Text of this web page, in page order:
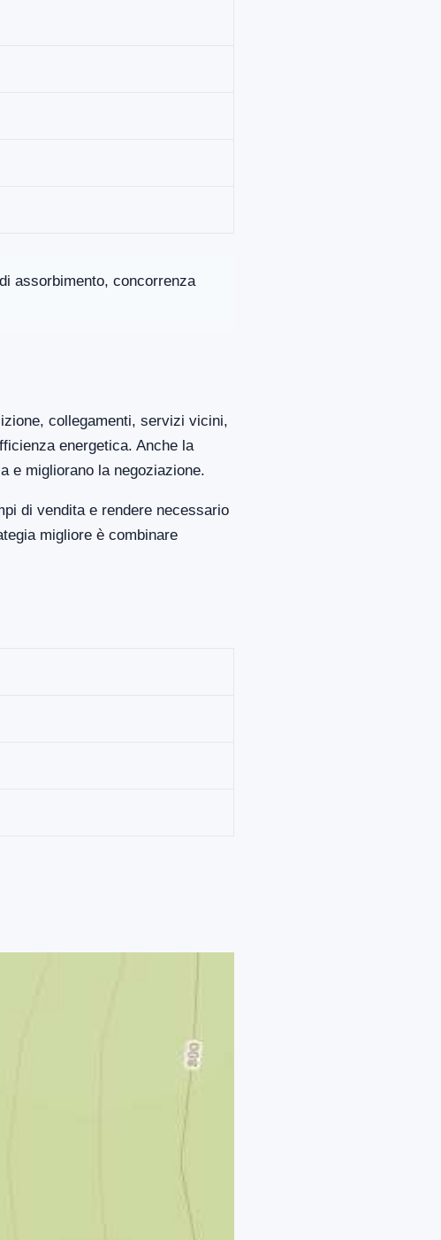
assorbimento, concorrenza
collegamenti, servizi vicini,
energetica. Anche la
e migliorano la negoziazione.
di vendita e rendere necessario
migliore è combinare